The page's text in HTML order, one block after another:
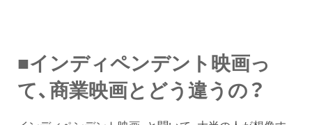
■インディペンデント映画っ
て、商業映画とどう違うの？